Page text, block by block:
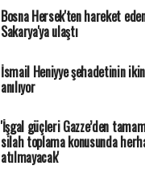
Bosna Hersek'ten hareket
Sakarya'ya ulaştı
İsmail Heniyye şehadetinin
anılıyor
'İşgal güçleri Gazze’den
silah toplama konusunda
atılmayacak'